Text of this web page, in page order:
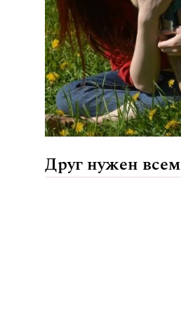
Друг нужен всем